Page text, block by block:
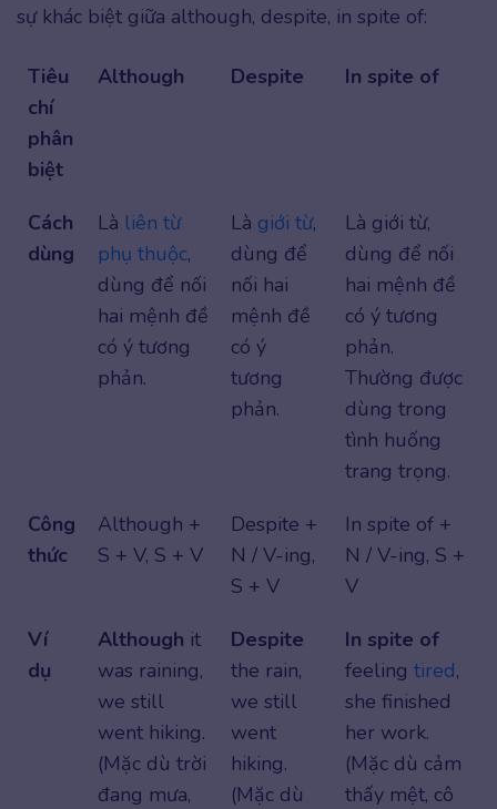
sự khác biệt giữa although, despite, in spite of:
Tiêu
chí
phân
biệt
Although Despite In spite of
Cách
dùng
Là liên từ
phụ thuộc,
dùng để nối
hai mệnh đề
có ý tương
phản.
Là giới từ,
dùng để
nối hai
mệnh đề
có ý
tương
phản.
Là giới từ,
dùng để nối
hai mệnh đề
có ý tương
phản.
Thường được
dùng trong
tình huống
trang trọng.
Công
thức
Although +
S + V, S + V
Despite +
N / V-ing,
S + V
In spite of +
N / V-ing, S +
V
Ví
dụ
Although it
was raining,
we still
went hiking.
(Mặc dù trời
đang mưa,
Despite
the rain,
we still
went
hiking.
(Mặc dù
In spite of
feeling tired,
she finished
her work.
(Mặc dù cảm
thấy mệt, cô